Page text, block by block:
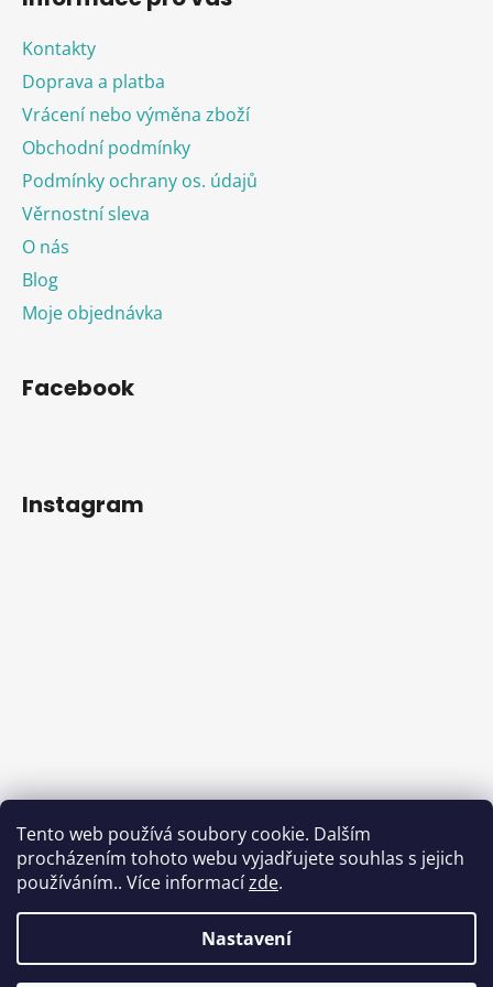
Tento web používá soubory cookie. Dalším
procházením tohoto webu vyjadřujete souhlas s jejich
používáním.. Více informacízde.
Nastavení
Kontakty
Doprava a platba
Vrácení nebo výměna zboží
Obchodní podmínky
Podmínky ochrany os. údajů
Věrnostní sleva
O nás
Blog
Moje objednávka
Facebook
Instagram